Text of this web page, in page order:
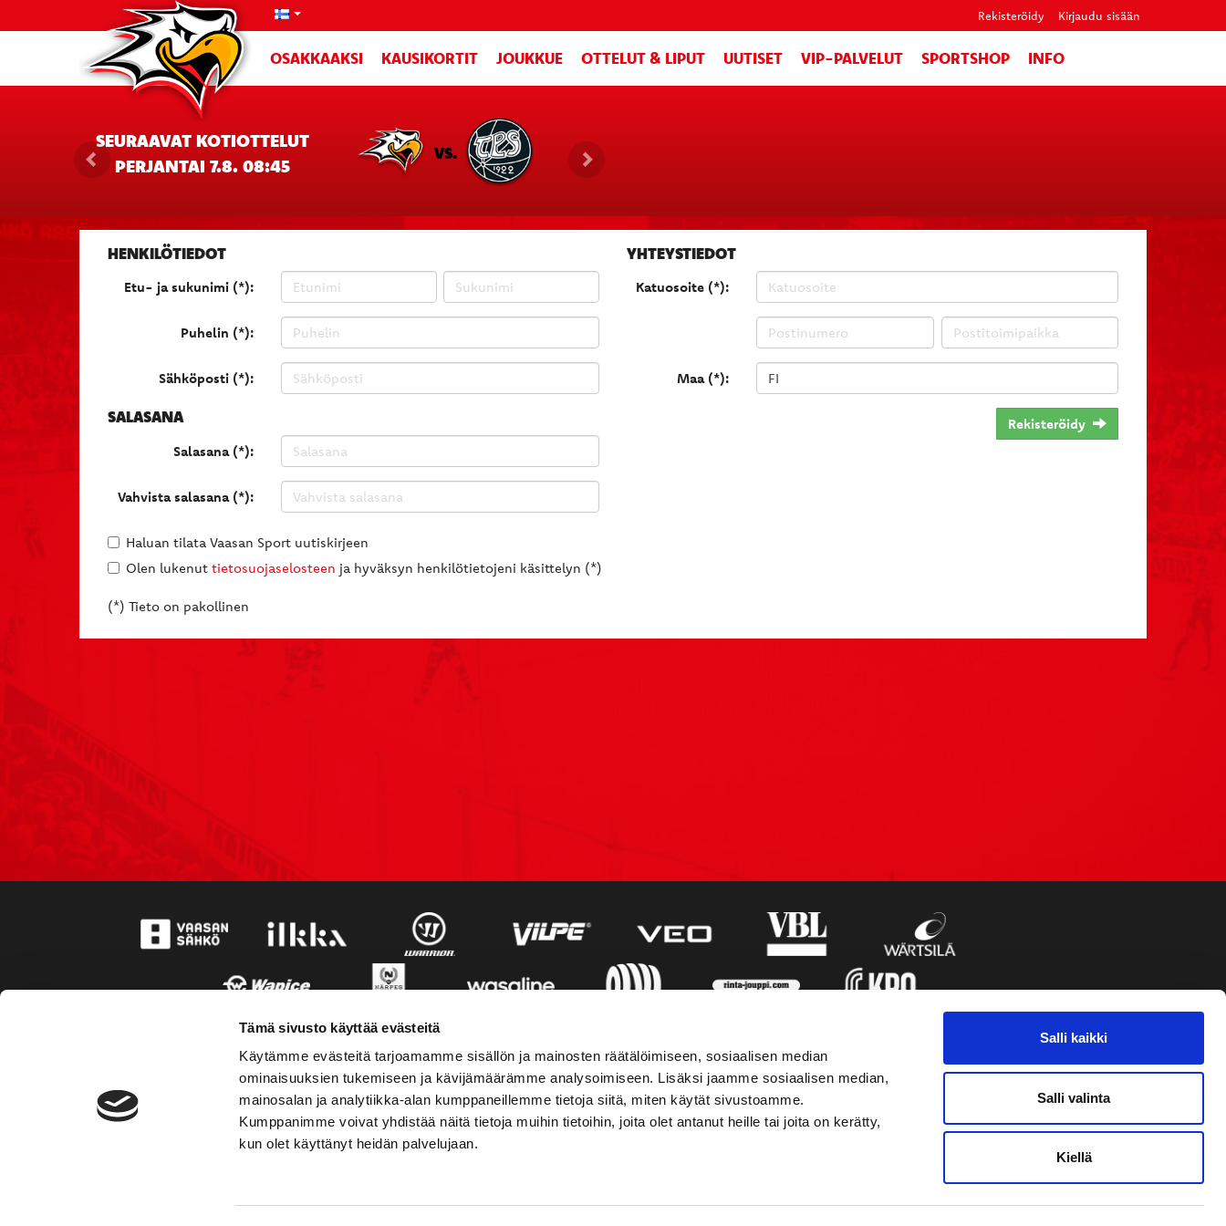
Tämä sivusto käyttää evästeitä
Käytämme evästeitä tarjoamamme sisällön ja mainosten räätälöimiseen, sosiaalisen median
ominaisuuksien tukemiseen ja kävijämäärämme analysoimiseen. Lisäksi jaamme sosiaalisen median,
mainosalan ja analytiikka-alan kumppaneillemme tietoja siitä, miten käytät sivustoamme.
Kumppanimme voivat yhdistää näitä tietoja muihin tietoihin, joita olet antanut heille tai joita on kerätty,
kun olet käyttänyt heidän palvelujaan.
Salli kaikki
Salli valinta
Kiellä
Rekisteröidy Kirjaudu sisään
OSAKKAAKSI KAUSIKORTIT JOUKKUE OTTELUT & LIPUT UUTISET VIP-PALVELUT SPORTSHOP INFO
SEURAAVAT KOTIOTTELUT
PERJANTAI 7.8. 08:45
VS.
HENKILÖTIEDOT
Etu- ja sukunimi (*):
Puhelin (*):
Sähköposti (*):
SALASANA
Salasana (*):
Vahvista salasana (*):
YHTEYSTIEDOT
Katuosoite (*):
Maa (*):
Rekisteröidy
Haluan tilata Vaasan Sport uutiskirjeen
Olen lukenut tietosuojaselosteen ja hyväksyn henkilötietojeni käsittelyn (*)
(*) Tieto on pakollinen
YHTEYSTIEDOT SOSIAALINEN MEDIA VAASAN SPORT UUTISKIRJE